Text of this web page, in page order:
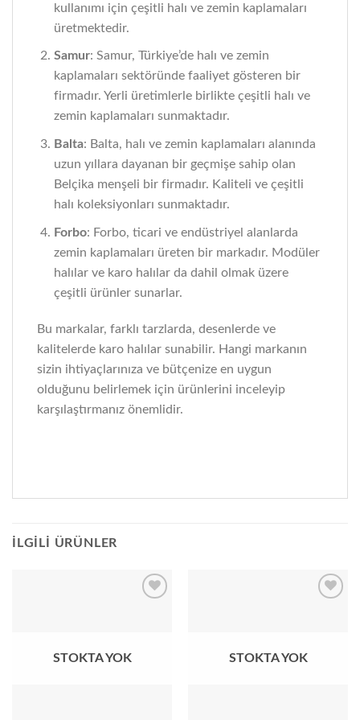
kullanımı için çeşitli halı ve zemin kaplamaları
üretmektedir.
Samur: Samur, Türkiye’de halı ve zemin
kaplamaları sektöründe faaliyet gösteren bir
firmadır. Yerli üretimlerle birlikte çeşitli halı ve
zemin kaplamaları sunmaktadır.
Balta: Balta, halı ve zemin kaplamaları alanında
uzun yıllara dayanan bir geçmişe sahip olan
Belçika menşeli bir firmadır. Kaliteli ve çeşitli
halı koleksiyonları sunmaktadır.
Forbo: Forbo, ticari ve endüstriyel alanlarda
zemin kaplamaları üreten bir markadır. Modüler
halılar ve karo halılar da dahil olmak üzere
çeşitli ürünler sunarlar.
Bu markalar, farklı tarzlarda, desenlerde ve
kalitelerde karo halılar sunabilir. Hangi markanın
sizin ihtiyaçlarınıza ve bütçenize en uygun
olduğunu belirlemek için ürünlerini inceleyip
karşılaştırmanız önemlidir.
İLGILI ÜRÜNLER
STOKTA YOK STOKTA YOK